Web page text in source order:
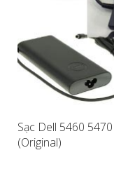
Sạc Dell 5460
(Original)